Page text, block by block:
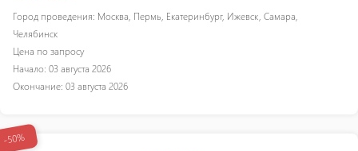
Город проведения: Москва, Пермь, Екатеринбург, Ижевск, Самара,
Челябинск
Цена по запросу
Начало: 03 августа 2026
Окончание: 03 августа 2026
-50%